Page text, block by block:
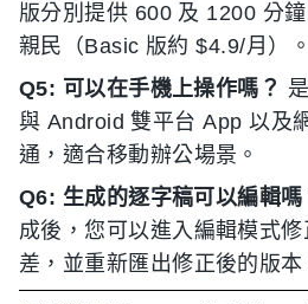
版分別提供 600 及 1200 分
親民（Basic 版約 $4.9/月）。
Q5: 可以在手機上操作嗎？
與 Android 雙平台 App 以及
通，適合移動辦公場景。
Q6: 生成的逐字稿可以編輯嗎
成後，您可以進入編輯模式
差，並重新匯出修正後的版本